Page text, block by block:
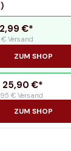
)
€*
Versand
ZUM SHOP
25,90 €*
€ Versand
ZUM SHOP